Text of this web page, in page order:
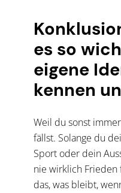
es so
eigene
kennen
Weil du sonst
fällst. Solange du
Sport oder dein
nie wirklich
das, was bleibt,